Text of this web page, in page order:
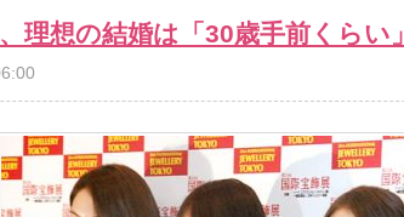
理想の結婚は「30歳手前くらい」